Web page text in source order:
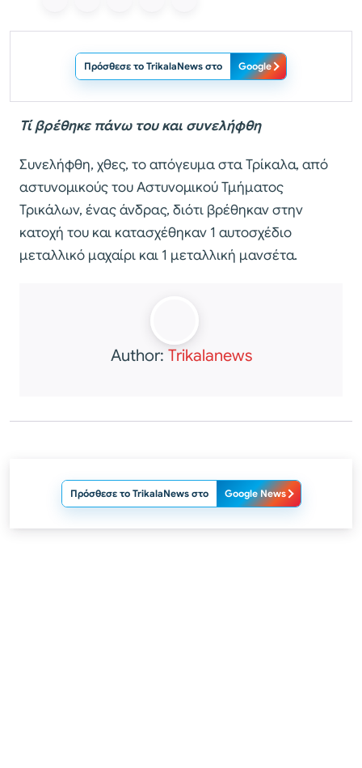
Πρόσθεσε το TrikalaNews στο Google
Τί βρέθηκε πάνω του και συνελήφθη
Συνελήφθη, χθες, το απόγευμα στα Τρίκαλα, από
αστυνομικούς του Αστυνομικού Τμήματος
Τρικάλων, ένας άνδρας, διότι βρέθηκαν στην
κατοχή του και κατασχέθηκαν 1 αυτοσχέδιο
μεταλλικό μαχαίρι και 1 μεταλλική μανσέτα.
Author: Trikalanews
Πρόσθεσε το TrikalaNews στο Google News